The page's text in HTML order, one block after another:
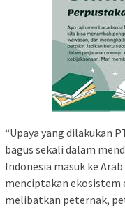
“Upaya yang dilakukan
bagus sekali dalam
Indonesia masuk ke
menciptakan ekosistem
melibatkan peternak,